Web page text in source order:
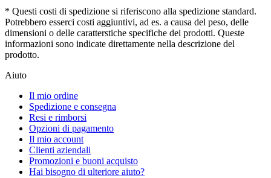
* Questi costi di spedizione si riferiscono alla spedizione standard.
Potrebbero esserci costi aggiuntivi, ad es. a causa del peso, delle
dimensioni o delle caratterstiche specifiche dei prodotti. Queste
informazioni sono indicate direttamente nella descrizione del
prodotto.
Aiuto
Il mio ordine
Spedizione e consegna
Resi e rimborsi
Opzioni di pagamento
Il mio account
Clienti aziendali
Promozioni e buoni acquisto
Hai bisogno di ulteriore aiuto?